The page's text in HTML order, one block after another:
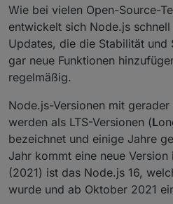
Wie bei vielen Open-Source-
entwickelt sich Node.js
Updates, die die Stabilität und
gar neue Funktionen
regelmäßig.
Node.js-Versionen mit
werden als LTS-Versionen (L
bezeichnet und einige Jahre
Jahr kommt eine neue
(2021) ist das Node.js 16,
wurde und ab Oktober 2021